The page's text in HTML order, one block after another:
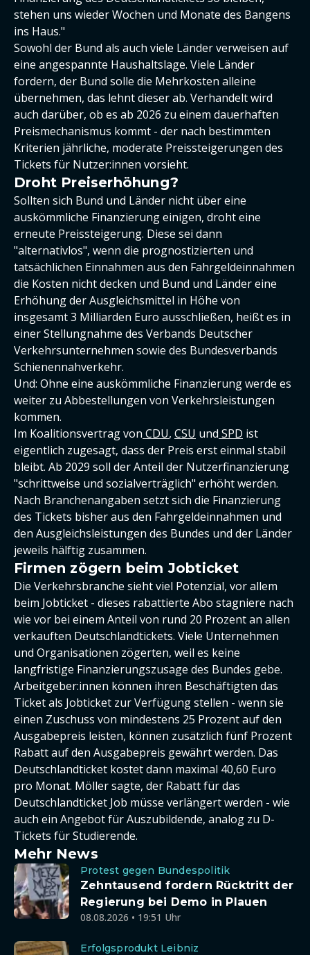
stehen uns wieder Wochen und Monate des Bangens
ins Haus."
Sowohl der Bund als auch viele Länder verweisen auf
eine angespannte Haushaltslage. Viele Länder
fordern, der Bund solle die Mehrkosten alleine
übernehmen, das lehnt dieser ab. Verhandelt wird
auch darüber, ob es ab 2026 zu einem dauerhaften
Preismechanismus kommt - der nach bestimmten
Kriterien jährliche, moderate Preissteigerungen des
Tickets für Nutzer:innen vorsieht.
Droht Preiserhöhung?
Sollten sich Bund und Länder nicht über eine
auskömmliche Finanzierung einigen, droht eine
erneute Preissteigerung. Diese sei dann
"alternativlos", wenn die prognostizierten und
tatsächlichen Einnahmen aus den Fahrgeldeinnahmen
die Kosten nicht decken und Bund und Länder eine
Erhöhung der Ausgleichsmittel in Höhe von
insgesamt 3 Milliarden Euro ausschließen, heißt es in
einer Stellungnahme des Verbands Deutscher
Verkehrsunternehmen sowie des Bundesverbands
Schienennahverkehr.
Und: Ohne eine auskömmliche Finanzierung werde es
weiter zu Abbestellungen von Verkehrsleistungen
kommen.
Im Koalitionsvertrag von CDU, CSU und SPD ist
eigentlich zugesagt, dass der Preis erst einmal stabil
bleibt. Ab 2029 soll der Anteil der Nutzerfinanzierung
"schrittweise und sozialverträglich" erhöht werden.
Nach Branchenangaben setzt sich die Finanzierung
des Tickets bisher aus den Fahrgeldeinnahmen und
den Ausgleichsleistungen des Bundes und der Länder
jeweils hälftig zusammen.
Firmen zögern beim Jobticket
Die Verkehrsbranche sieht viel Potenzial, vor allem
beim Jobticket - dieses rabattierte Abo stagniere nach
wie vor bei einem Anteil von rund 20 Prozent an allen
verkauften Deutschlandtickets. Viele Unternehmen
und Organisationen zögerten, weil es keine
langfristige Finanzierungszusage des Bundes gebe.
Arbeitgeber:innen können ihren Beschäftigten das
Ticket als Jobticket zur Verfügung stellen - wenn sie
einen Zuschuss von mindestens 25 Prozent auf den
Ausgabepreis leisten, können zusätzlich fünf Prozent
Rabatt auf den Ausgabepreis gewährt werden. Das
Deutschlandticket kostet dann maximal 40,60 Euro
pro Monat. Möller sagte, der Rabatt für das
Deutschlandticket Job müsse verlängert werden - wie
auch ein Angebot für Auszubildende, analog zu D-
Tickets für Studierende.
Mehr News
Protest gegen Bundespolitik
Zehntausend fordern Rücktritt der
Regierung bei Demo in Plauen
08.08.2026 • 19:51 Uhr
Erfolgsprodukt Leibniz